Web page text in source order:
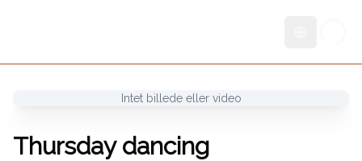
Intet billede eller video
Thursday dancing